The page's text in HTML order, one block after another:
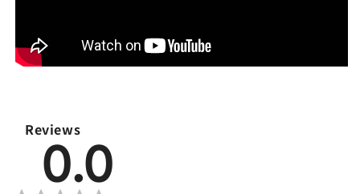
Reviews
0.0